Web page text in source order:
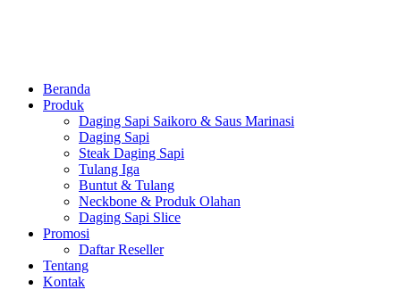
Beranda
Produk
Daging Sapi Saikoro & Saus Marinasi
Daging Sapi
Steak Daging Sapi
Tulang Iga
Buntut & Tulang
Neckbone & Produk Olahan
Daging Sapi Slice
Promosi
Daftar Reseller
Tentang
Kontak